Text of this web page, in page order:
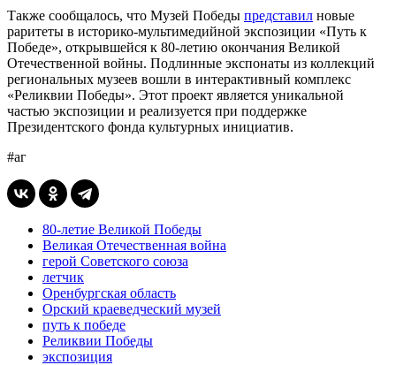
Также сообщалось, что Музей Победы представил новые
раритеты в историко-мультимедийной экспозиции «Путь к
Победе», открывшейся к 80-летию окончания Великой
Отечественной войны. Подлинные экспонаты из коллекций
региональных музеев вошли в интерактивный комплекс
«Реликвии Победы». Этот проект является уникальной
частью экспозиции и реализуется при поддержке
Президентского фонда культурных инициатив.
#аг
80-летие Великой Победы
Великая Отечественная война
герой Советского союза
летчик
Оренбургская область
Орский краеведческий музей
путь к победе
Реликвии Победы
экспозиция